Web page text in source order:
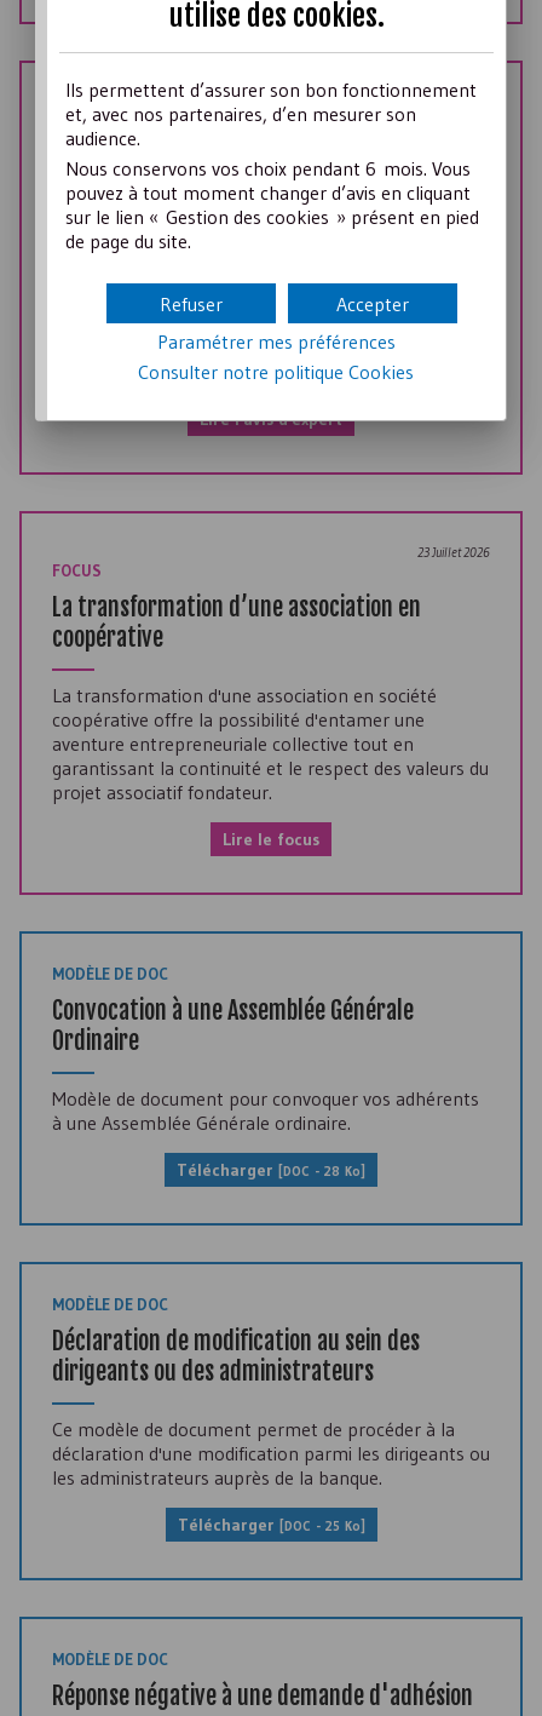
23 Juillet 2026
AVIS D'EXPERT
Augmentation du SMIC : conséquences pour
les dirigeants associatifs percevant une
rémunération
peut excéder les ¾ du Smic brut annuel, sous peine
de rendre la gestion de l'association intéressée, le
plafonnement de la rémunération du dirigeant
associatif s’en trouve légèrement réévalué.
Lire l'avis d'expert
23 Juillet 2026
FOCUS
La transformation d’une association en
coopérative
La transformation d'une association en société
coopérative offre la possibilité d'entamer une
aventure entrepreneuriale collective tout en
garantissant la continuité et le respect des valeurs du
projet associatif fondateur.
Lire le focus
MODÈLE DE DOC
Convocation à une Assemblée Générale
Ordinaire
Modèle de document pour convoquer vos adhérents
à une Assemblée Générale ordinaire.
Télécharger [DOC - 28 Ko]
MODÈLE DE DOC
Déclaration de modification au sein des
dirigeants ou des administrateurs
Ce modèle de document permet de procéder à la
déclaration d'une modification parmi les dirigeants ou
les administrateurs auprès de la banque.
Télécharger [DOC - 25 Ko]
MODÈLE DE DOC
Réponse négative à une demande d'adhésion
utilise des cookies.
Ils permettent d’assurer son bon fonctionnement
et, avec nos partenaires, d’en mesurer son
audience.
Nous conservons vos choix pendant 6 mois. Vous
pouvez à tout moment changer d’avis en cliquant
sur le lien « Gestion des cookies » présent en pied
de page du site.
Accepter
Refuser
Paramétrer mes préférences
Consulter notre politiqueCookies